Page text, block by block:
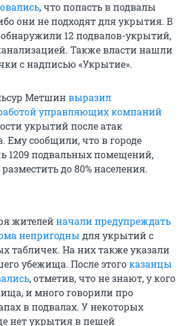
, что попасть в подвалы
они не подходят для укрытия. В
12 подвалов-укрытий,
Также власти нашли
с надписью «Укрытие».
Метшинвыразил
управляющих компаний
укрытий после атак
Ему сообщили, что в городе
1209 подвальных помещений,
до 80% населения.
жителейначали предупреждать
непригодны для укрытий с
табличек. На них также указали
убежища. После этогоказанцы
, отметив, что не знают, у кого
и много говорили про
в подвалах. У некоторых
нет укрытия в пешей